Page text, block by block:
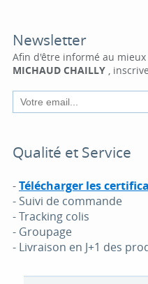
Newsletter
Afin d'être informé au
MICHAUD CHAILLY,
Qualité et Service
-Télécharger les
- Suivi de commande
- Tracking colis
- Groupage
- Livraison en J+1 des